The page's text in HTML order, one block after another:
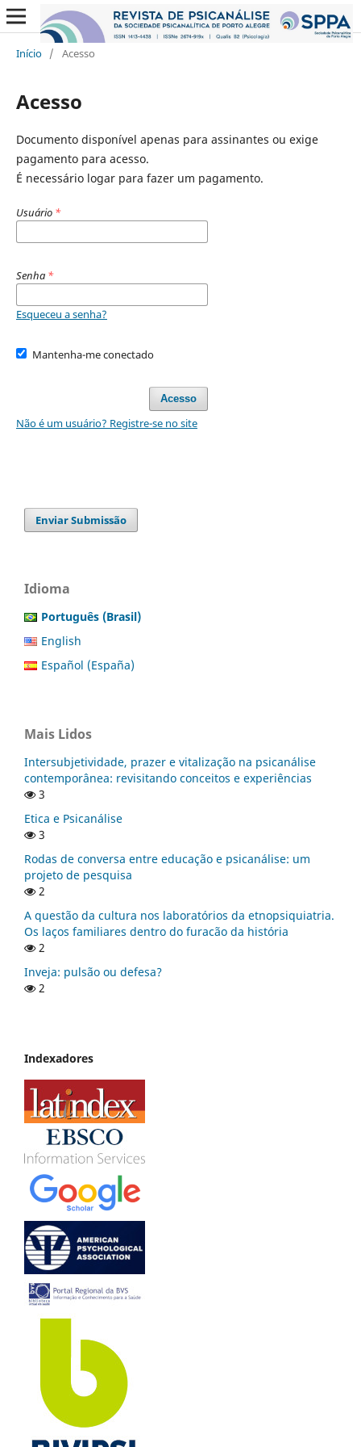
Início / Acesso
Acesso
Documento disponível apenas para assinantes ou exige
pagamento para acesso.
É necessário logar para fazer um pagamento.
Usuário *
Senha *
Esqueceu a senha?
Mantenha-me conectado
Acesso
Não é um usuário? Registre-se no site
Enviar Submissão
Idioma
Português (Brasil)
English
Español (España)
Mais Lidos
Intersubjetividade, prazer e vitalização na psicanálise
contemporânea: revisitando conceitos e experiências
3
Etica e Psicanálise
3
Rodas de conversa entre educação e psicanálise: um
projeto de pesquisa
2
A questão da cultura nos laboratórios da etnopsiquiatria.
Os laços familiares dentro do furacão da história
2
Inveja: pulsão ou defesa?
2
Indexadores